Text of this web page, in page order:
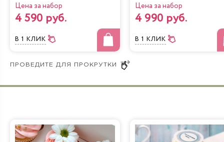
Йогуртовый с
Цена за набор
4 590 руб.
В 1 КЛИК
Цена за набор
4 990 руб.
В 1 КЛИК